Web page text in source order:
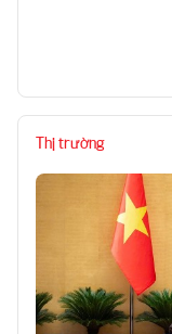
Thị trường